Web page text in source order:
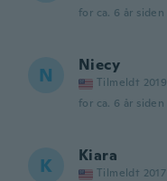
for ca. 6 år siden
N Niecy
Tilmeldt 2019
for ca. 6 år siden
K Kiara
Tilmeldt 2017